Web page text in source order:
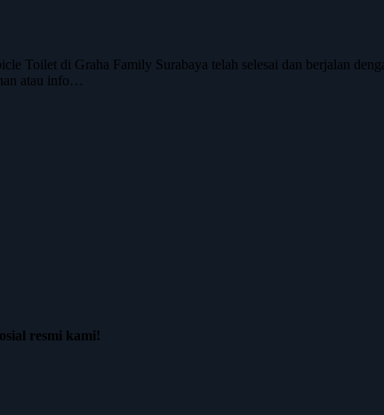
Toilet di Graha Family Surabaya telah selesai dan berjalan
atau info…
resmi kami!